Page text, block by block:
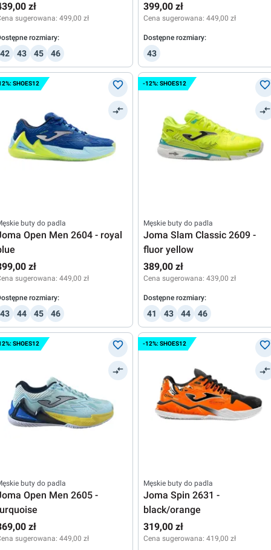
zł
sugerowana: 499,00 zł
rozmiary:
42 43 45 46
399,00 zł
Cena sugerowana: 449,00 zł
Dostępne rozmiary:
43
SHOES12
buty do padla
Open Men 2604 - royal
zł
sugerowana: 449,00 zł
rozmiary:
43 44 45 46
-12%: SHOES12
Męskie buty do padla
Joma Slam Classic 2609 -
fluor yellow
389,00 zł
Cena sugerowana: 439,00 zł
Dostępne rozmiary:
41 43 44 46
SHOES12
buty do padla
Open Men 2605 -
zł
sugerowana: 449,00 zł
-12%: SHOES12
Męskie buty do padla
Joma Spin 2631 -
black/orange
319,00 zł
Cena sugerowana: 419,00 zł